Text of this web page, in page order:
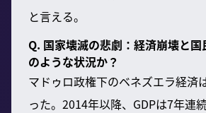
と言える。
Q. 国家壊滅の悲劇：経済崩壊と
のような状況か？
マドゥロ政権下のベネズエラ経済
った。2014年以降、GDPは7年連